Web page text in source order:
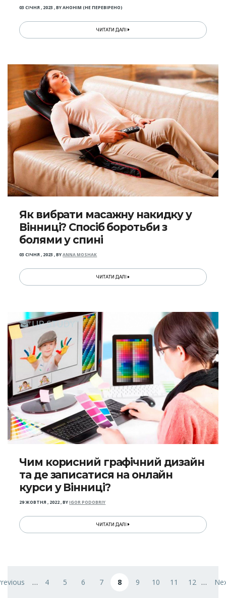
03 СІЧНЯ , 2023 ,BYАНОНІМ (НЕ ПЕРЕВІРЕНО)
ЧИТАТИ ДАЛІ
Як вибрати масажну накидку у
Вінниці? Спосіб боротьби з
болями у спині
03 СІЧНЯ , 2023 ,BYANNA MOSHAK
ЧИТАТИ ДАЛІ
Чим корисний графічний дизайн
та де записатися на онлайн
курси у Вінниці?
29 ЖОВТНЯ , 2022,BYIGOR PODOBRIY
ЧИТАТИ ДАЛІ
на
сторінка
… Page
4 Page
5 Page
6 Page
7 Поточна сторінка
8 Page
9 Page
10 Page
11 Page
12 …